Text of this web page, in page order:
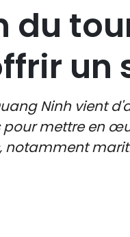
du
un
Ninh vient
mettre en
notamment